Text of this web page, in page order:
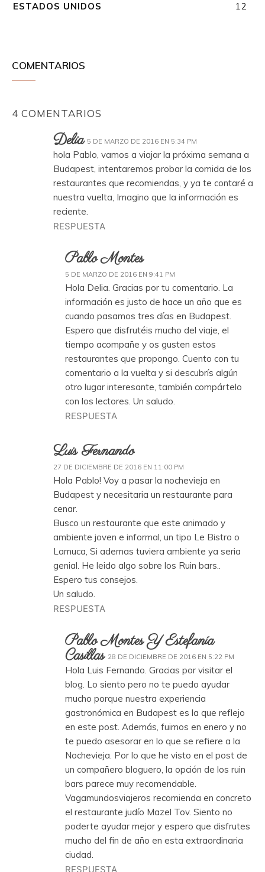
ESTADOS UNIDOS
12
COMENTARIOS
4 COMENTARIOS
Delia 5 DE MARZO DE 2016 EN 5:34 PM
hola Pablo, vamos a viajar la próxima semana a
Budapest, intentaremos probar la comida de los
restaurantes que recomiendas, y ya te contaré a
nuestra vuelta, Imagino que la información es
reciente.
RESPUESTA
Pablo Montes
5 DE MARZO DE 2016 EN 9:41 PM
Hola Delia. Gracias por tu comentario. La
información es justo de hace un año que es
cuando pasamos tres días en Budapest.
Espero que disfrutéis mucho del viaje, el
tiempo acompañe y os gusten estos
restaurantes que propongo. Cuento con tu
comentario a la vuelta y si descubrís algún
otro lugar interesante, también compártelo
con los lectores. Un saludo.
RESPUESTA
Luis Fernando
27 DE DICIEMBRE DE 2016 EN 11:00 PM
Hola Pablo! Voy a pasar la nochevieja en
Budapest y necesitaria un restaurante para
cenar.
Busco un restaurante que este animado y
ambiente joven e informal, un tipo Le Bistro o
Lamuca, Si ademas tuviera ambiente ya seria
genial. He leido algo sobre los Ruin bars..
Espero tus consejos.
Un saludo.
RESPUESTA
Pablo Montes Y Estefanía
Casillas 28 DE DICIEMBRE DE 2016 EN 5:22 PM
Hola Luis Fernando. Gracias por visitar el
blog. Lo siento pero no te puedo ayudar
mucho porque nuestra experiencia
gastronómica en Budapest es la que reflejo
en este post. Además, fuimos en enero y no
te puedo asesorar en lo que se refiere a la
Nochevieja. Por lo que he visto en el post de
un compañero bloguero, la opción de los ruin
bars parece muy recomendable.
Vagamundosviajeros recomienda en concreto
el restaurante judío Mazel Tov. Siento no
poderte ayudar mejor y espero que disfrutes
mucho del fin de año en esta extraordinaria
ciudad.
RESPUESTA